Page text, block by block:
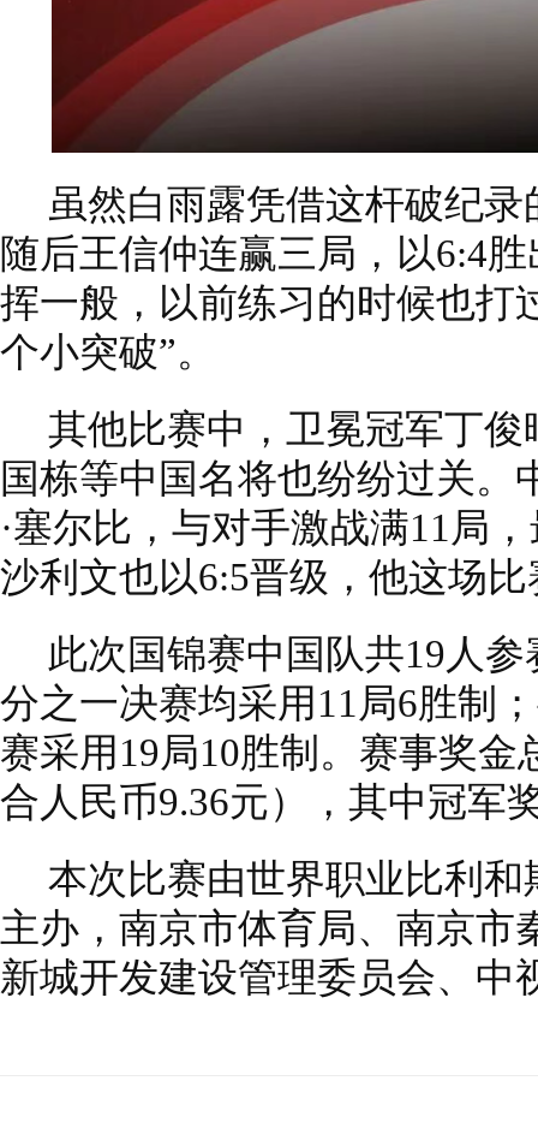
虽然白雨露凭借这杆破纪
随后王信仲连赢三局，以6:4
挥一般，以前练习的时候也打
个小突破”。
其他比赛中，卫冕冠军丁
国栋等中国名将也纷纷过关
·塞尔比，与对手激战满11局
沙利文也以6:5晋级，他这场
此次国锦赛中国队共19人
分之一决赛均采用11局6胜制
赛采用19局10胜制。赛事奖金
合人民币9.36元），其中冠军
本次比赛由世界职业比利
主办，南京市体育局、南京市
新城开发建设管理委员会、中